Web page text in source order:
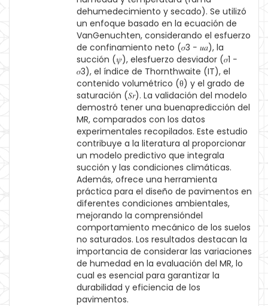
dehumedecimiento y secado). Se utilizó
un enfoque basado en la ecuación de
VanGenuchten, considerando el esfuerzo
de confinamiento neto (𝜎3 − 𝑢𝑎), la
succión (𝜓), elesfuerzo desviador (𝜎1 −
𝜎3), el índice de Thornthwaite (IT), el
contenido volumétrico (θ) y el grado de
saturación (𝑆𝑟). La validación del modelo
demostró tener una buenapredicción del
MR, comparados con los datos
experimentales recopilados. Este estudio
contribuye a la literatura al proporcionar
un modelo predictivo que integrala
succión y las condiciones climáticas.
Además, ofrece una herramienta
práctica para el diseño de pavimentos en
diferentes condiciones ambientales,
mejorando la comprensióndel
comportamiento mecánico de los suelos
no saturados. Los resultados destacan la
importancia de considerar las variaciones
de humedad en la evaluación del MR, lo
cual es esencial para garantizar la
durabilidad y eficiencia de los
pavimentos.